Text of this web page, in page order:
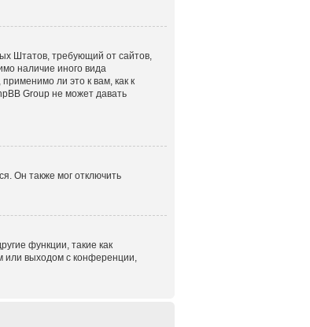
Штатов, требующий от сайтов,
наличие иного вида
ли это к вам, как к
Group не может давать
Он также мог отключить
функции, такие как
или выходом с конференции,